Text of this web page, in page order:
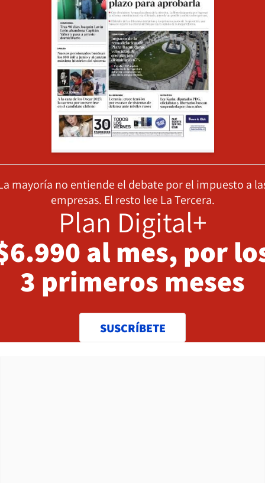
mayoría no entiende el debate por el impuesto a
empresas. El resto lee La Tercera.
Plan Digital+
al mes, por
3 primeros meses
SUSCRÍBETE